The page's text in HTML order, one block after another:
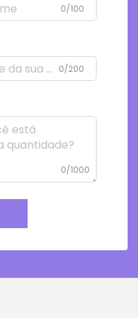
0/100
0/200
0/1000